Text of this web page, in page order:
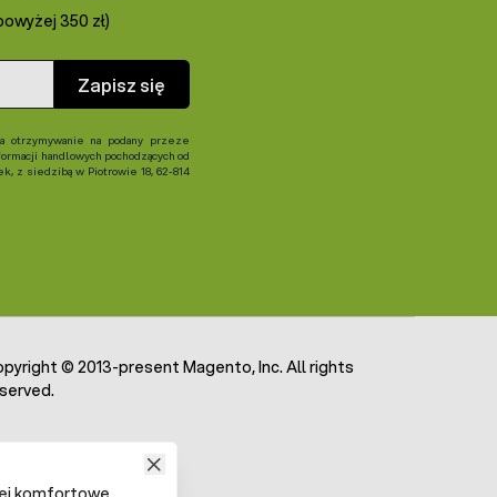
350 zł)
Zapisz się
otrzymywanie na podany przeze
handlowych pochodzących od
z siedzibą w Piotrowie 18, 62-814
© 2013-present Magento, Inc. All rights